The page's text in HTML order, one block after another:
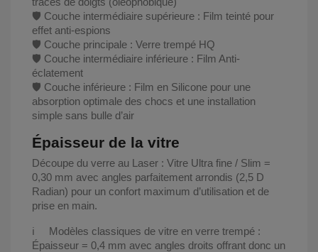
🛡️ Couche intermédiaire supérieure : Film teinté pour
effet anti-espions
🛡️ Couche principale : Verre trempé HQ
🛡️ Couche intermédiaire inférieure : Film Anti-
éclatement
🛡️ Couche inférieure : Film en Silicone pour une
absorption optimale des chocs et une installation
simple sans bulle d’air
Épaisseur de la vitre
Découpe du verre au Laser : Vitre Ultra fine / Slim =
0,30 mm avec angles parfaitement arrondis (2,5 D
Radian) pour un confort maximum d’utilisation et de
prise en main.
ℹ️ Modèles classiques de vitre en verre trempé :
Épaisseur = 0,4 mm avec angles droits offrant donc un